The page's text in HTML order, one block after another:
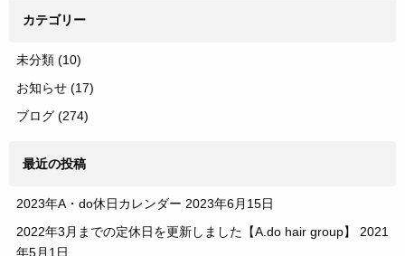
カテゴリー
未分類 (10)
お知らせ (17)
ブログ (274)
最近の投稿
2023年A・do休日カレンダー 2023年6月15日
2022年3月までの定休日を更新しました【A.do hair group】
2021
年5月1日